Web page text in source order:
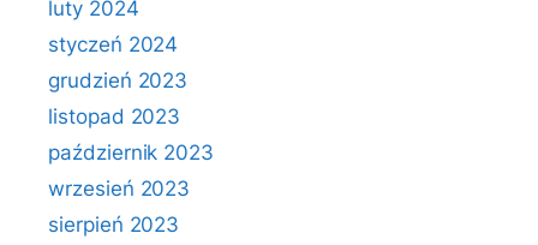
luty 2024
styczeń 2024
grudzień 2023
listopad 2023
październik 2023
wrzesień 2023
sierpień 2023